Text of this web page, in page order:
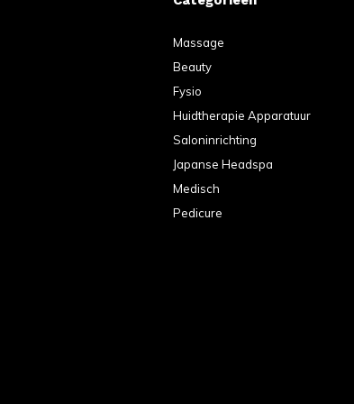
Massage
Beauty
Fysio
Huidtherapie Apparatuur
Saloninrichting
Japanse Headspa
Medisch
Pedicure